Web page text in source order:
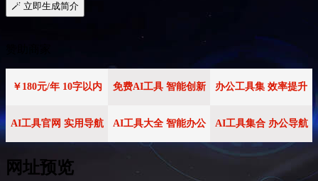
🪄 立即生成简介
￥180元/年 10字以内 免费AI工具 智能创新 办公工具集 效率提升
AI工具官网 实用导航 AI工具大全 智能办公 AI工具集合 办公导航
网址预览